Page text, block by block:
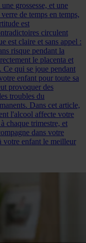
grossesse, et une
de temps en temps,
est
circulent
est claire et sans appel :
risque pendant la
le placenta et
Ce qui se joue pendant
enfant pour toute sa
provoquer des
troubles du
Dans cet article,
l'alcool affecte votre
chaque trimestre, et
dans votre
votre enfant le meilleur